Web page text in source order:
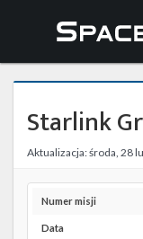
Wiadomości
Baza wiedzy
Starlink
Starship
Starlink
Aktualizacja: środa, 28
Numer misji
Data